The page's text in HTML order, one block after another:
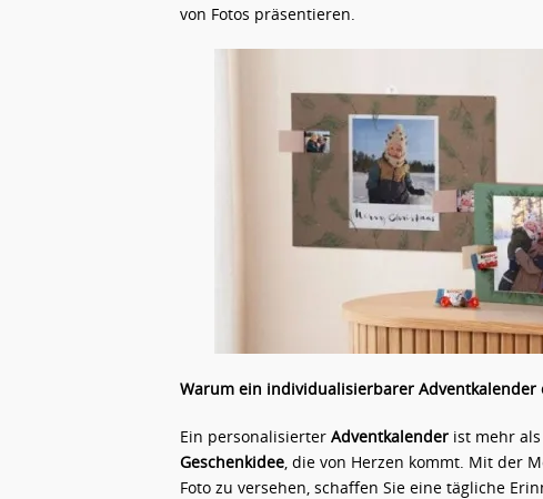
von Fotos präsentieren.
Warum ein individualisierbarer Adventkalender
Ein personalisierter Adventkalender ist mehr
Geschenkidee, die von Herzen kommt. Mit der
Foto zu versehen, schaffen Sie eine tägliche